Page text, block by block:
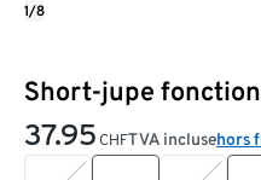
Short-jupe
37.95 CHFTVA inclusehors
1/8